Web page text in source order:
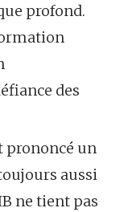
profond.
des
prononcé un
aussi
ne tient pas